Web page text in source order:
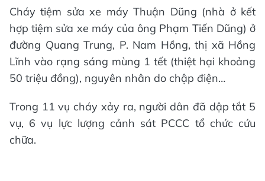
Cháy tiệm sửa xe máy Thuận Dũng (nhà ở kết
hợp tiệm sửa xe máy của ông Phạm Tiến Dũng) ở
đường Quang Trung, P. Nam Hồng, thị xã Hồng
Lĩnh vào rạng sáng mùng 1 tết (thiệt hại khoảng
50 triệu đồng), nguyên nhân do chập điện…
Trong 11 vụ cháy xảy ra, người dân đã dập tắt 5
vụ, 6 vụ lực lượng cảnh sát PCCC tổ chức cứu
chữa.